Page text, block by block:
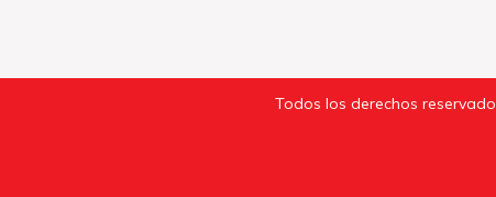
Todos los derechos